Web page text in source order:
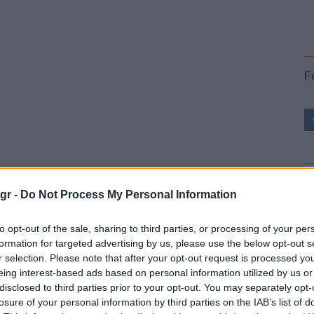
- Do Not Process My Personal Information
opt-out of the sale, sharing to third parties, or processing of your
for targeted advertising by us, please use the below opt-out
selection. Please note that after your opt-out request is processed
interest-based ads based on personal information utilized by us
to third parties prior to your opt-out. You may separately
of your personal information by third parties on the IAB’s list of
πλατφόρμας Vinturas για διαφάνεια στην αλυσίδα
συμπεριλαμβανομένων όλων των μεταφορών
λέει ο
Jon Kuiper
, CEO της εταιρείας. “Ως εκ τούτου,
με την καινοτομία, την ψηφιοποίηση και τη
μας, αυτή η επιδότηση θα μας επιτρέψει να
προκειμένου να δημιουργήσουμε
ενός ηλεκτρονικού δελτίου αποστολής (e-CMR),